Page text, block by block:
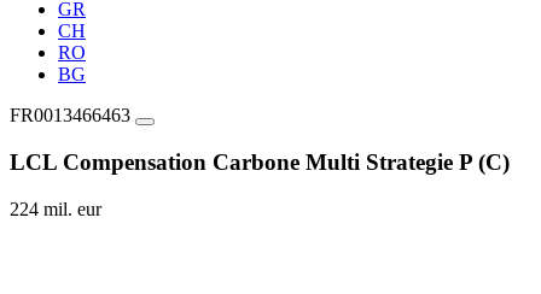
GR
CH
RO
BG
FR0013466463
LCL Compensation Carbone Multi Strategie P (C)
224 mil. eur